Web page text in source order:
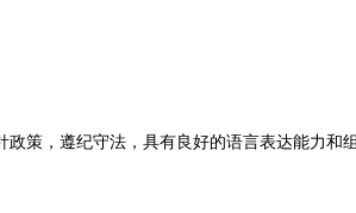
，遵纪守法，具有良好的语言表达能力和